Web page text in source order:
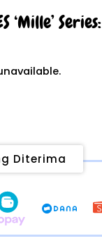
‘Mille’ Series:
Diterima